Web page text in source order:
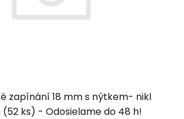
zapínání 18 mm s nýtkem- nikl
(52 ks)